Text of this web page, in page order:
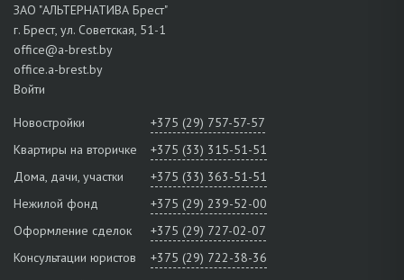
ЗАО "АЛЬТЕРНАТИВА Брест"
г. Брест, ул. Советская, 51-1
office@a-brest.by
office.a-brest.by
Войти
Новостройки
+375 (29) 757-57-57
Квартиры на вторичке
+375 (33) 315-51-51
Дома, дачи, участки
+375 (33) 363-51-51
Нежилой фонд
+375 (29) 239-52-00
Оформление сделок
+375 (29) 727-02-07
Консультации юристов
+375 (29) 722-38-36